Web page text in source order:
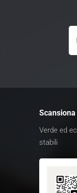
Verde ed
stabili